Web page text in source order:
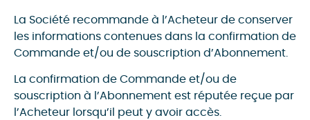
La Société recommande à l’Acheteur de conserver
les informations contenues dans la confirmation de
Commande et/ou de souscription d’Abonnement.
La confirmation de Commande et/ou de
souscription à l’Abonnement est réputée reçue par
l’Acheteur lorsqu’il peut y avoir accès.